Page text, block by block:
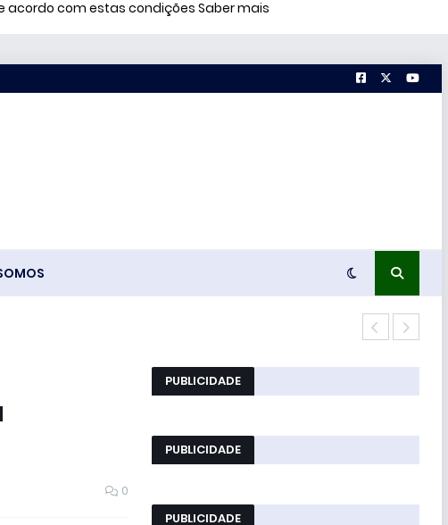
acordo com estas condições Saber mais
0
PUBLICIDADE
PUBLICIDADE
PUBLICIDADE